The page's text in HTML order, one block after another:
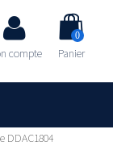
0
Panier
compte
DDAC1804